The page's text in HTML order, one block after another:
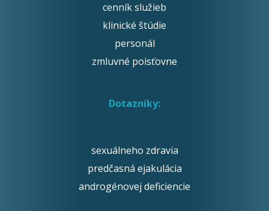
cenník služieb
klinické štúdie
personál
zmluvné poisťovne
Dotazníky:
sexuálneho zdravia
predčasná ejakulácia
androgénovej deficiencie